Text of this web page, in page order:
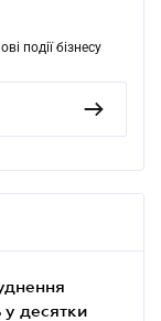
події бізнесу
у десятки